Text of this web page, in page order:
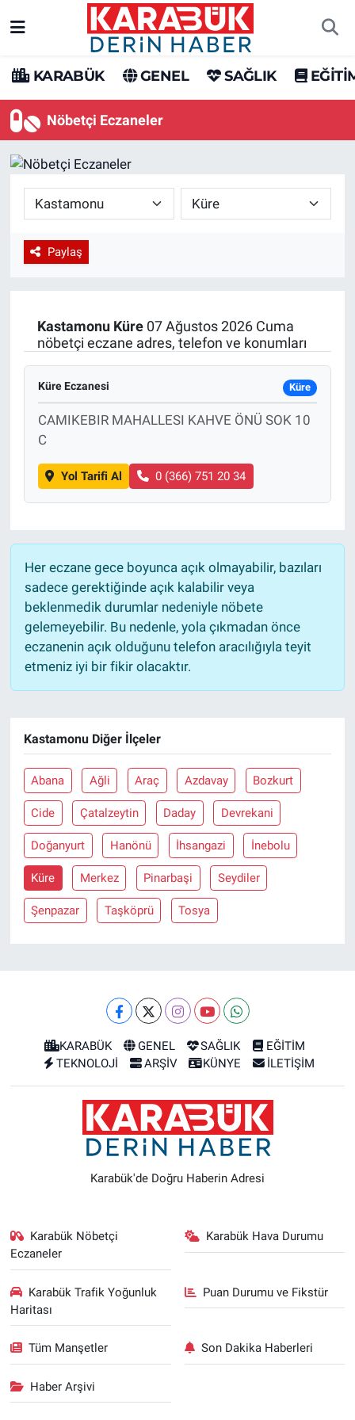
KARABÜK GENEL SAĞLIK
Nöbetçi Eczaneler
Paylaş
Kastamonu Küre07 Ağustos 2026 Cuma
nöbetçi eczane adres, telefon ve konumları
Küre Eczanesi Küre
CAMIKEBIR MAHALLESI KAHVE ÖNÜ SOK 10
C
Yol Tarifi Al 0 (366) 751 20 34
Her eczane gece boyunca açık olmayabilir, bazıları
sadece gerektiğinde açık kalabilir veya
beklenmedik durumlar nedeniyle nöbete
gelemeyebilir. Bu nedenle, yola çıkmadan önce
eczanenin açık olduğunu telefon aracılığıyla teyit
etmeniz iyi bir fikir olacaktır.
Kastamonu Diğer İlçeler
Abana Ağli Araç Azdavay Bozkurt
Cide Çatalzeytin Daday Devrekani
Doğanyurt Hanönü İhsangazi İnebolu
Küre Merkez Pinarbaşi Seydiler
Şenpazar Taşköprü Tosya
KARABÜK GENEL SAĞLIK
EĞİTİM
TEKNOLOJİ
ARŞİV KÜNYE İLETİŞİM
Karabük'de Doğru Haberin Adresi
Karabük Nöbetçi
Eczaneler
Karabük Hava Durumu
Karabük Trafik Yoğunluk
Haritası
Puan Durumu ve Fikstür
Tüm Manşetler Son Dakika Haberleri
Haber Arşivi
Karabük Hava Durumu
Karabük Trafik Yoğunluk Haritası
Tüm Manşetler
Son Dakika Haberleri